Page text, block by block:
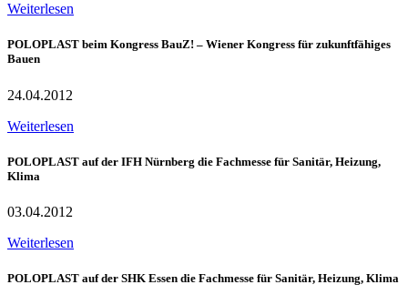
Weiterlesen
POLOPLAST beim Kongress BauZ! – Wiener Kongress für zukunftfähiges
Bauen
24.04.2012
Weiterlesen
POLOPLAST auf der IFH Nürnberg die Fachmesse für Sanitär, Heizung,
Klima
03.04.2012
Weiterlesen
POLOPLAST auf der SHK Essen die Fachmesse für Sanitär, Heizung, Klima